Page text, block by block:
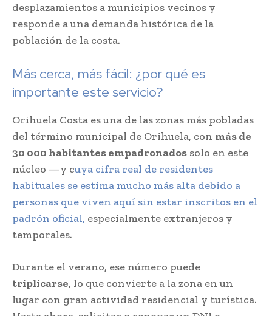
desplazamientos a municipios vecinos y
responde a una demanda histórica de la
población de la costa.
Más cerca, más fácil: ¿por qué es
importante este servicio?
Orihuela Costa es una de las zonas más pobladas
del término municipal de Orihuela, con más de
30 000 habitantes empadronados solo en este
núcleo —y cuya cifra real de residentes
habituales se estima mucho más alta debido a
personas que viven aquí sin estar inscritos en el
padrón oficial, especialmente extranjeros y
temporales.
Durante el verano, ese número puede
triplicarse, lo que convierte a la zona en un
lugar con gran actividad residencial y turística.